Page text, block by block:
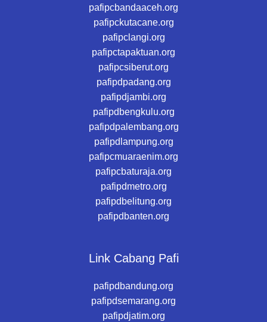
pafipcbandaaceh.org
pafipckutacane.org
pafipclangi.org
pafipctapaktuan.org
pafipcsiberut.org
pafipdpadang.org
pafipdjambi.org
pafipdbengkulu.org
pafipdpalembang.org
pafipdlampung.org
pafipcmuaraenim.org
pafipcbaturaja.org
pafipdmetro.org
pafipdbelitung.org
pafipdbanten.org
Link Cabang Pafi
pafipdbandung.org
pafipdsemarang.org
pafipdjatim.org